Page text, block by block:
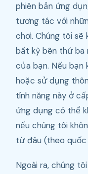
phiên bản ứng
tương tác với
chơi. Chúng tôi sẽ
bất kỳ bên thứ ba
của bạn. Nếu bạn
hoặc sử dụng
tính năng này ở
ứng dụng có thể
nếu chúng tôi
từ đâu (theo
Ngoài ra, chúng